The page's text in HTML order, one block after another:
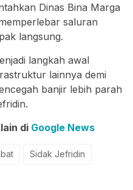
Dinas Bina Marga
saluran
langsung.
langkah awal
lainnya demi
banjir lebih parah
di Google News
Sidak Jefridin